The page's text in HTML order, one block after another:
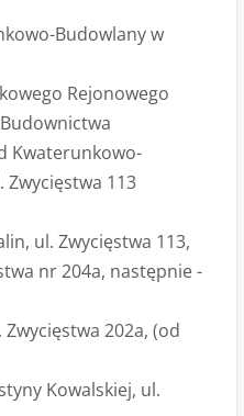
Budowlany w
Rejonowego
Kwaterunkowo-
Zwycięstwa 113
ul. Zwycięstwa 113,
nr 204a, następnie -
202a, (od
Kowalskiej, ul.